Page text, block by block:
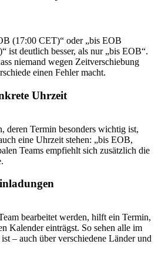
(17:00 CET)“ oder „bis EOB
ist deutlich besser, als nur „bis EOB“.
niemand wegen Zeitverschiebung
einen Fehler macht.
Uhrzeit
deren Termin besonders wichtig ist,
eine Uhrzeit stehen: „bis EOB,
Teams empfiehlt sich zusätzlich die
bearbeitet werden, hilft ein Termin,
Kalender einträgst. So sehen alle im
– auch über verschiedene Länder und